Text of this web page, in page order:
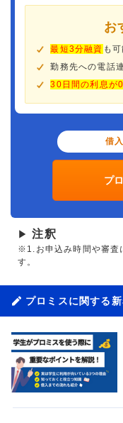
お
最短3分融資 も可
勤務先への電話
30日間の利息が
借
プ
▶ 注釈
※1.お申込み時間や審査
す。
プロミスに関する